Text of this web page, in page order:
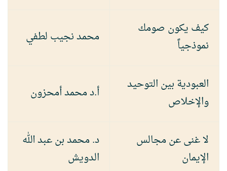
كيف يكون صومك
نموذجياً
محمد نجيب لطفي
العبودية بين التوحيد
والإخلاص
أ.د محمد أمحزون
لا غنى عن مجالس
الإيمان
د. محمد بن عبد الله
الدويش